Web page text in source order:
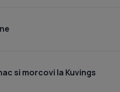
si morcovi la Kuvings